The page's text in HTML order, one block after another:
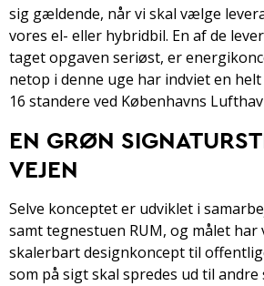
sig gældende, når vi skal vælge
vores el- eller hybridbil. En af de
taget opgaven seriøst, er
netop i denne uge har indviet en
16 standere ved Københavns
EN GRØN
VEJEN
Selve konceptet er udviklet i
samt tegnestuen RUM, og målet
skalerbart designkoncept til
som på sigt skal spredes ud til